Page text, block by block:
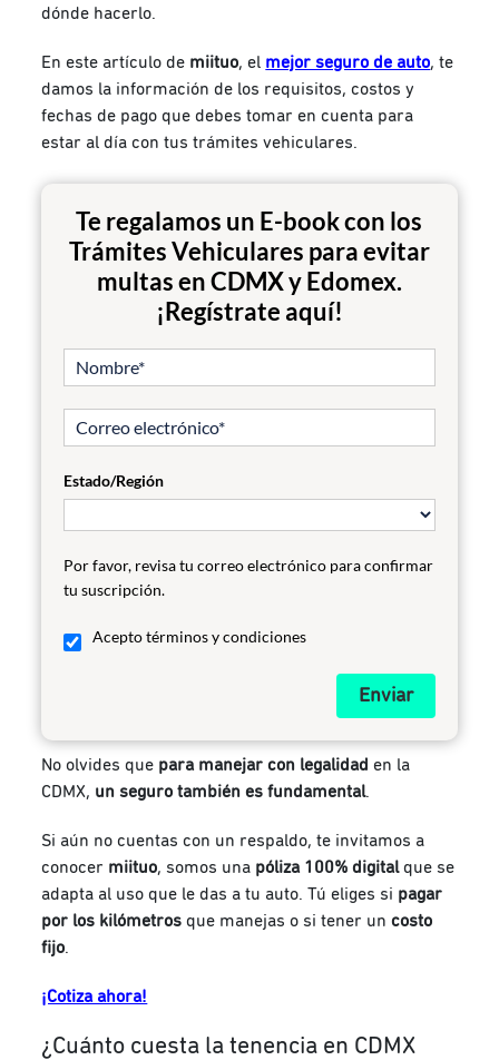
dónde hacerlo.
En este artículo de miituo, el mejor seguro de auto, te
damos la información de los requisitos, costos y
fechas de pago que debes tomar en cuenta para
estar al día con tus trámites vehiculares.
Te regalamos un E-book con los
Trámites Vehiculares para evitar
multas en CDMX y Edomex.
¡Regístrate aquí!
Estado/Región
Por favor, revisa tu correo electrónico para confirmar
tu suscripción.
Acepto términos y condiciones
Enviar
No olvides que para manejar con legalidad en la
CDMX, un seguro también es fundamental.
Si aún no cuentas con un respaldo, te invitamos a
conocer miituo, somos una póliza 100% digitalque se
adapta al uso que le das a tu auto.Tú eliges si pagar
por los kilómetrosque manejas o si tener uncosto
fijo.
¡Cotiza ahora!
¿Cuánto cuesta la tenencia en CDMX